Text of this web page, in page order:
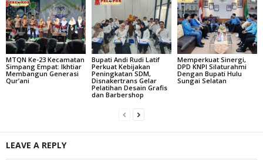
MTQN Ke-23 Kecamatan
Simpang Empat: Ikhtiar
Membangun Generasi
Qur’ani
Bupati Andi Rudi Latif
Perkuat Kebijakan
Peningkatan SDM,
Disnakertrans Gelar
Pelatihan Desain Grafis
dan Barbershop
Memperkuat Sinergi,
DPD KNPI Silaturahmi
Dengan Bupati Hulu
Sungai Selatan
LEAVE A REPLY